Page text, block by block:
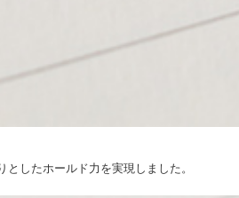
したホールド力を実現しました。